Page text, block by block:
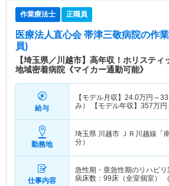
作業療法士 正職員
医療法人直心会 帯津三敬病院の作
員)
【埼玉県／川越市】高年収！ホリステ
地域密着病院《マイカー通勤可能》
給与
【モデル月収】 24.0万円～
み） 【モデル年収】 357万円
勤務地
埼玉県 川越市 ＪＲ川越線「
分）
仕事内容
急性期・亜急性期のリハビ
病床数：99床（全室個室）